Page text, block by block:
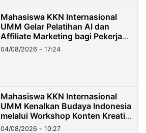
Mahasiswa KKN Internasional
UMM Gelar Pelatihan AI dan
Affiliate Marketing bagi Pekerja
Migran Indonesia di Taiwan
04/08/2026 - 17:24
Mahasiswa KKN Internasional
UMM Kenalkan Budaya Indonesia
melalui Workshop Konten Kreatif
di Taiwan
04/08/2026 - 10:27